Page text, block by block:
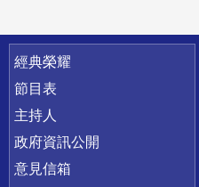
快速連結
經典榮耀
節目表
主持人
政府資訊公開
意見信箱